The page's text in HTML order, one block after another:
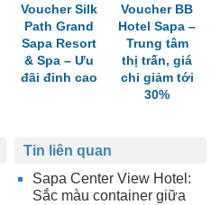
Voucher Silk
Path Grand
Sapa Resort
& Spa – Ưu
đãi đỉnh cao
Voucher BB
Hotel Sapa –
Trung tâm
thị trấn, giá
chỉ giảm tới
30%
Tin liên quan
Sapa Center View Hotel:
Sắc màu container giữa